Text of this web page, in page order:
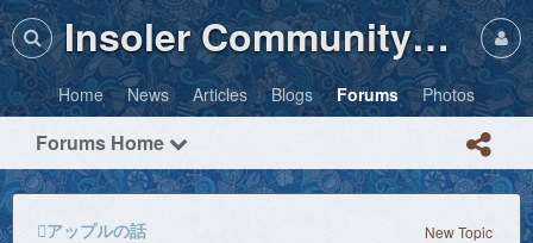
Insoler Community・Photos
Home News Articles Blogs Forums Photos
Forums Home
アップルの話 New Topic